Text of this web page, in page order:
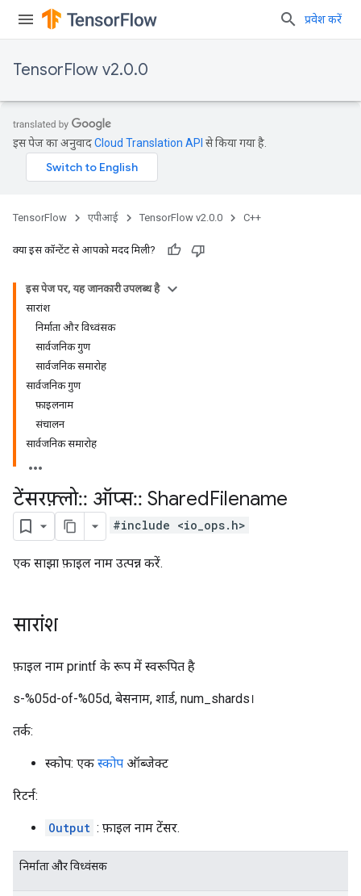
प्रवेश करें
TensorFlow v2.0.0
इस पेज का अनुवादCloud Translation API से किया गया है.
TensorFlow एपीआई TensorFlow v2.0.0 C++
क्या इस कॉन्टेंट से आपको मदद मिली?
इस पेज पर, यह जानकारी उपलब्ध है
सारांश
निर्माता और विध्वंसक
सार्वजनिक गुण
सार्वजनिक समारोह
सार्वजनिक गुण
फ़ाइलनाम
संचालन
सार्वजनिक समारोह
टेंसरफ़्लो:: ऑप्स:: SharedFilename
#include <io_ops.h>
एक साझा फ़ाइल नाम उत्पन्न करें.
सारांश
फ़ाइल नाम printf के रूप में स्वरूपित है
s-%05d-of-%05d, बेसनाम, शार्ड, num_shards।
तर्क:
स्कोप: एक स्कोप ऑब्जेक्ट
रिटर्न:
Output : फ़ाइल नाम टेंसर.
निर्माता और विध्वंसक